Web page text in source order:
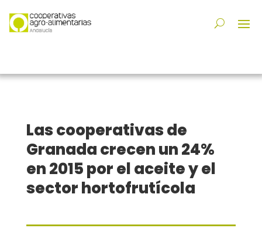
Las cooperativas de
Granada crecen un 24%
en 2015 por el aceite y el
sector hortofrutícola